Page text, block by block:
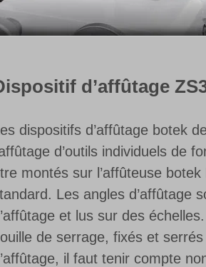
d’affûtage
dispositifs d’affûtage botek
d’outils individuels de
montés sur l’affûteuse
Les angles d’affûtage
et lus sur des
de serrage, fixés et
il faut tenir compte